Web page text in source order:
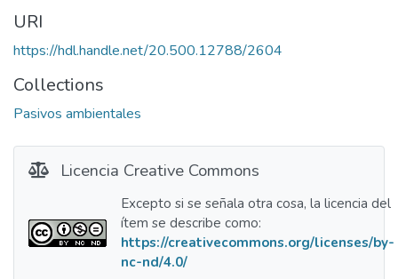
URI
https://hdl.handle.net/20.500.12788/2604
Collections
Pasivos ambientales
Licencia Creative Commons
Excepto si se señala otra cosa, la licencia del
ítem se describe como:
https://creativecommons.org/licenses/by-
nc-nd/4.0/